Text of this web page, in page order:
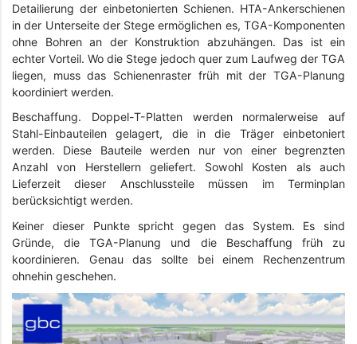
Detailierung der einbetonierten Schienen. HTA-Ankerschienen
in der Unterseite der Stege ermöglichen es, TGA-Komponenten
ohne Bohren an der Konstruktion abzuhängen. Das ist ein
echter Vorteil. Wo die Stege jedoch quer zum Laufweg der TGA
liegen, muss das Schienenraster früh mit der TGA-Planung
koordiniert werden.
Beschaffung. Doppel-T-Platten werden normalerweise auf
Stahl-Einbauteilen gelagert, die in die Träger einbetoniert
werden. Diese Bauteile werden nur von einer begrenzten
Anzahl von Herstellern geliefert. Sowohl Kosten als auch
Lieferzeit dieser Anschlussteile müssen im Terminplan
berücksichtigt werden.
Keiner dieser Punkte spricht gegen das System. Es sind
Gründe, die TGA-Planung und die Beschaffung früh zu
koordinieren. Genau das sollte bei einem Rechenzentrum
ohnehin geschehen.